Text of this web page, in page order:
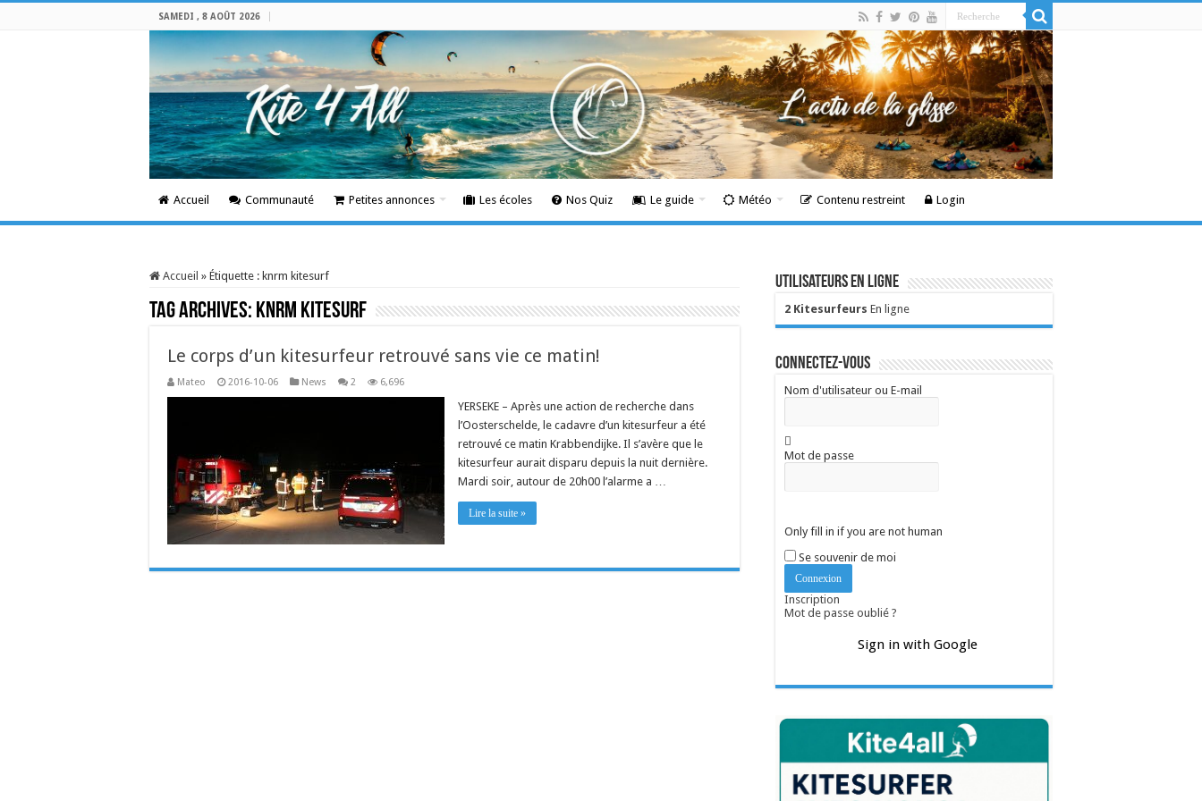
SAMEDI , 8 AOÛT 2026
Accueil Communauté Petites annonces Les écoles Nos Quiz Le guide Météo Contenu restreint Login
Accueil » Étiquette : knrm kitesurf
Tag Archives: knrm kitesurf
Le corps d’un kitesurfeur retrouvé sans vie ce matin!
Mateo 2016-10-06 News 2 6,696
YERSEKE – Après une action de recherche dans
l’Oosterschelde, le cadavre d’un kitesurfeur a été
retrouvé ce matin Krabbendijke. Il s’avère que le
kitesurfeur aurait disparu depuis la nuit dernière.
Mardi soir, autour de 20h00 l’alarme a …
Lire la suite »
Utilisateurs en ligne
2 Kitesurfeurs En ligne
Connectez-vous
Nom d'utilisateur ou E-mail
Mot de passe
Only fill in if you are not human
Se souvenir de moi
Inscription
Mot de passe oublié ?
Sign in with Google